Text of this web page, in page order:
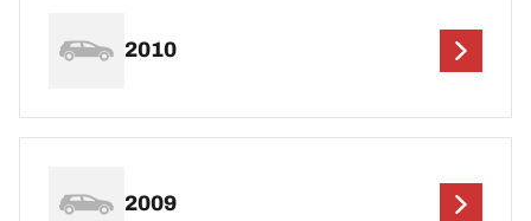
2010
2009